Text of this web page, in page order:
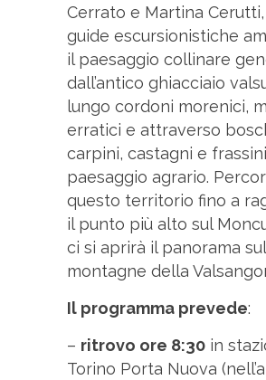
Cerrato e Martina
guide escursionistiche
il paesaggio collinare
dall’antico ghiacciaio
lungo cordoni morenici,
erratici e attraverso
carpini, castagni e
paesaggio agrario.
questo territorio fino a
il punto più alto sul
ci si aprirà il panorama
montagne della
Il programma prevede:
– ritrovo ore 8:30 in
Torino Porta Nuova